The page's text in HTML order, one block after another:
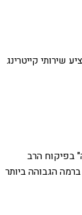
שירותי קייטרינג
בפיקוח הרב
הגבוהה ביותר